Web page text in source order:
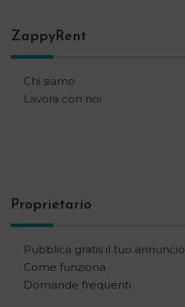
ZappyRent
Chi siamo
Lavora con noi
Proprietario
Pubblica gratis il tuo annuncio
Come funziona
Domande frequenti